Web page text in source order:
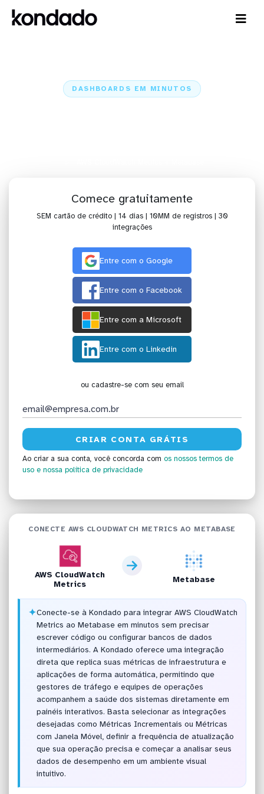
DASHBOARDS EM MINUTOS
Comece gratuitamente
SEM cartão de crédito | 14 dias | 10MM de registros | 30
integrações
Entre com o Google
Entre com o Facebook
Entre com a Microsoft
Entre com o Linkedin
ou cadastre-se com seu email
Ao criar a sua conta, você concorda com os nossos termos de
uso e nossa política de privacidade
CONECTE AWS CLOUDWATCH METRICS AO METABASE
AWS CloudWatch
Metrics
Metabase
✦Conecte-se à Kondado para integrar AWS CloudWatch
Metrics ao Metabase em minutos sem precisar
escrever código ou configurar bancos de dados
intermediários. A Kondado oferece uma integração
direta que replica suas métricas de infraestrutura e
aplicações de forma automática, permitindo que
gestores de tráfego e equipes de operações
acompanhem a saúde dos sistemas diretamente em
painéis interativos. Basta selecionar as integrações
desejadas como Métricas Incrementais ou Métricas
com Janela Móvel, definir a frequência de atualização
que sua operação precisa e começar a analisar seus
dados de desempenho em um ambiente visual
intuitivo.